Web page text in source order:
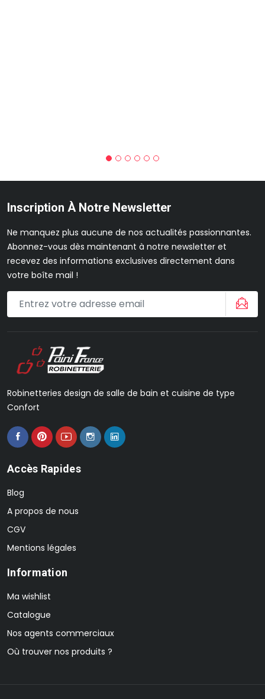
Inscription À Notre Newsletter
Ne manquez plus aucune de nos actualités passionnantes.
Abonnez-vous dès maintenant à notre newsletter et
recevez des informations exclusives directement dans
votre boîte mail !
Robinetteries design de salle de bain et cuisine de type
Confort
Accès Rapides
Blog
A propos de nous
CGV
Mentions légales
Information
Ma wishlist
Catalogue
Nos agents commerciaux
Où trouver nos produits ?